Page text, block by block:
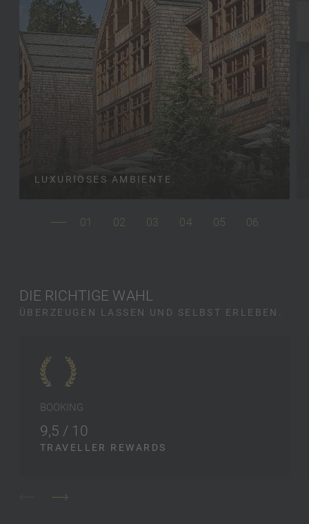
LUXURIÖSES AMBIENTE.
01 02 03 04 05 06
DIE RICHTIGE WAHL
ÜBERZEUGEN LASSEN UND SELBST ERLEBEN.
BOOKING
9,5 / 10
TRAVELLER REWARDS